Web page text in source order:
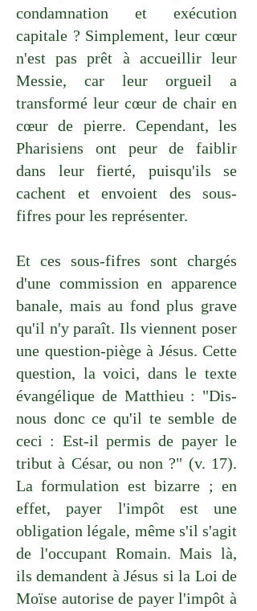
condamnation et exécution
capitale ? Simplement, leur cœur
n'est pas prêt à accueillir leur
Messie, car leur orgueil a
transformé leur cœur de chair en
cœur de pierre. Cependant, les
Pharisiens ont peur de faiblir
dans leur fierté, puisqu'ils se
cachent et envoient des sous-
fifres pour les représenter.
Et ces sous-fifres sont chargés
d'une commission en apparence
banale, mais au fond plus grave
qu'il n'y paraît. Ils viennent poser
une question-piège à Jésus. Cette
question, la voici, dans le texte
évangélique de Matthieu : "Dis-
nous donc ce qu'il te semble de
ceci : Est-il permis de payer le
tribut à César, ou non ?" (v. 17).
La formulation est bizarre ; en
effet, payer l'impôt est une
obligation légale, même s'il s'agit
de l'occupant Romain. Mais là,
ils demandent à Jésus si la Loi de
Moïse autorise de payer l'impôt à